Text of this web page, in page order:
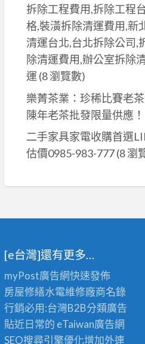
拆除工程費用,拆除工程
格,裝潢拆除清運費用,新
清運台北,台北拆除公司,
除清運費用,辦公室拆除
運 (8 瀏覽數)
樂菁茶業：珍稀比賽老
陳年老茶批發限量供應！
二手家具家電收購首選
估價0985-983-777(8 瀏
[e台灣]還有更多…
myPost廣告網快速發佈
房屋修繕水電維修廠商名錄
行銷必用:台灣B2B分類廣告
貼近日常的 eTaiwan廣告網
SEO搜尋引擎優化增加外連